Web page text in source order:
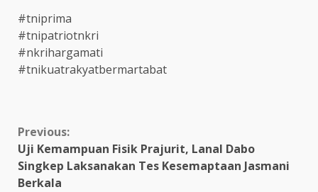
#tniprima
#tnipatriotnkri
#nkrihargamati
#tnikuatrakyatbermartabat
Continue
Reading
Previous:
Uji Kemampuan Fisik Prajurit, Lanal Dabo
Singkep Laksanakan Tes Kesemaptaan Jasmani
Berkala